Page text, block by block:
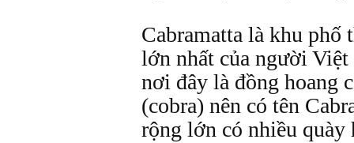
Cabramatta là khu phố
lớn nhất của người
nơi đây là đồng hoang
(cobra) nên có tên
rộng lớn có nhiều